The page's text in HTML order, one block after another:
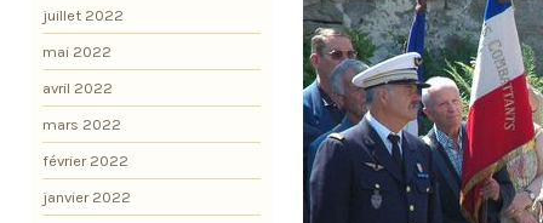
juillet 2022
mai 2022
avril 2022
mars 2022
février 2022
janvier 2022